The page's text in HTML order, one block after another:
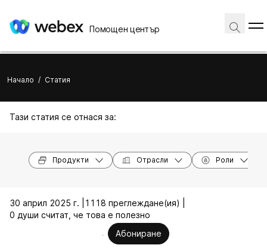
Помощен център
Начало / Статия
Тази статия се отнася за:
Продукти Отрасли Роли
30 април 2025 г. |
1118 преглеждане(ия) |
0 души считат, че това е полезно
Абониране